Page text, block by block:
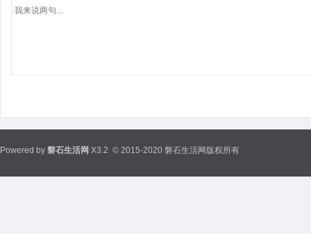
Powered by 磐石生活网 X3.2 © 2015-2020 磐石生活网版权所有